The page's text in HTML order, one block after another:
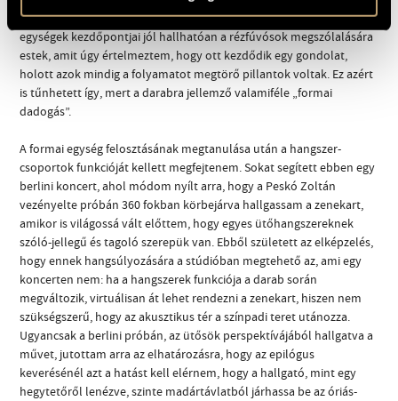
valójában csak átvezető anyagok voltak. Például gyakran a formai
egységek kezdőpontjai jól hallhatóan a rézfúvósok megszólalására
estek, amit úgy értelmeztem, hogy ott kezdődik egy gondolat,
holott azok mindig a folyamatot megtörő pillantok voltak. Ez azért
is tűnhetett így, mert a darabra jellemző valamiféle „formai
dadogás”.
A formai egység felosztásának megtanulása után a hangszer-
csoportok funkcióját kellett megfejtenem. Sokat segített ebben egy
berlini koncert, ahol módom nyílt arra, hogy a Peskó Zoltán
vezényelte próbán 360 fokban körbejárva hallgassam a zenekart,
amikor is világossá vált előttem, hogy egyes ütőhangszereknek
szóló-jellegű és tagoló szerepük van. Ebből született az elképzelés,
hogy ennek hangsúlyozására a stúdióban megtehető az, ami egy
koncerten nem: ha a hangszerek funkciója a darab során
megváltozik, virtuálisan át lehet rendezni a zenekart, hiszen nem
szükségszerű, hogy az akusztikus tér a színpadi teret utánozza.
Ugyancsak a berlini próbán, az ütősök perspektívájából hallgatva a
művet, jutottam arra az elhatározásra, hogy az epilógus
keverésénél azt a hatást kell elérnem, hogy a hallgató, mint egy
hegytetőről lenézve, szinte madártávlatból járhassa be az óriás-